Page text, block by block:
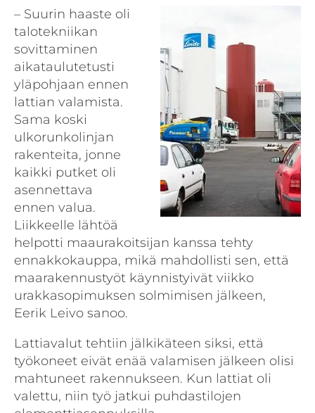
– Suurin haaste oli
talotekniikan
sovittaminen
aikataulutetusti
yläpohjaan ennen
lattian valamista.
Sama koski
ulkorunkolinjan
rakenteita, jonne
kaikki putket oli
asennettava
ennen valua.
Liikkeelle lähtöä
helpotti maaurakoitsijan kanssa tehty
ennakkokauppa, mikä mahdollisti sen, että
maarakennustyöt käynnistyivät viikko
urakkasopimuksen solmimisen jälkeen,
Eerik Leivo sanoo.
Lattiavalut tehtiin jälkikäteen siksi, että
työkoneet eivät enää valamisen jälkeen olisi
mahtuneet rakennukseen. Kun lattiat oli
valettu, niin työ jatkui puhdastilojen